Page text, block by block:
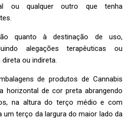
ou qualquer outro que tenha
quanto à destinação de uso,
alegações terapêuticas ou
ou indireta.
de produtos de Cannabis
horizontal de cor preta abrangendo
na altura do terço médio e com
um terço da largura do maior lado da